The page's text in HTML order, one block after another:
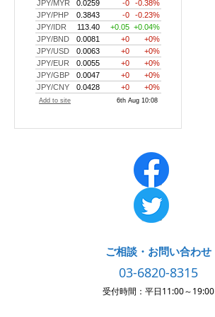
ご相談・お問い合わせ
03-6820-8315
受付時間：平日11:00～19:00